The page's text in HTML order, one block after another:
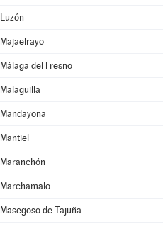
Luzón
Majaelrayo
Málaga del Fresno
Malaguilla
Mandayona
Mantiel
Maranchón
Marchamalo
Masegoso de Tajuña